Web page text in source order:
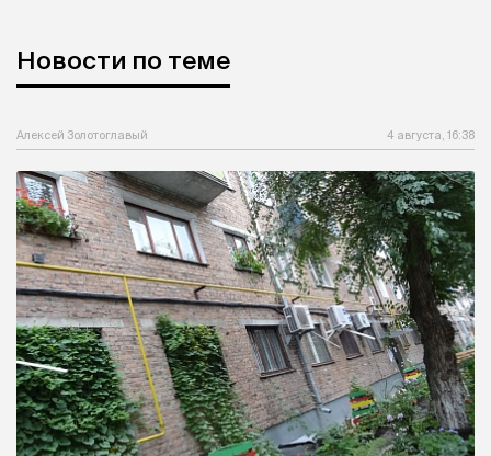
Новости по теме
Алексей Золотоглавый 4 августа, 16:38